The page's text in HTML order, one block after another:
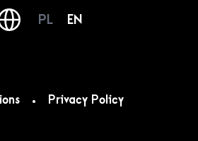
PL EN
Privacy Policy